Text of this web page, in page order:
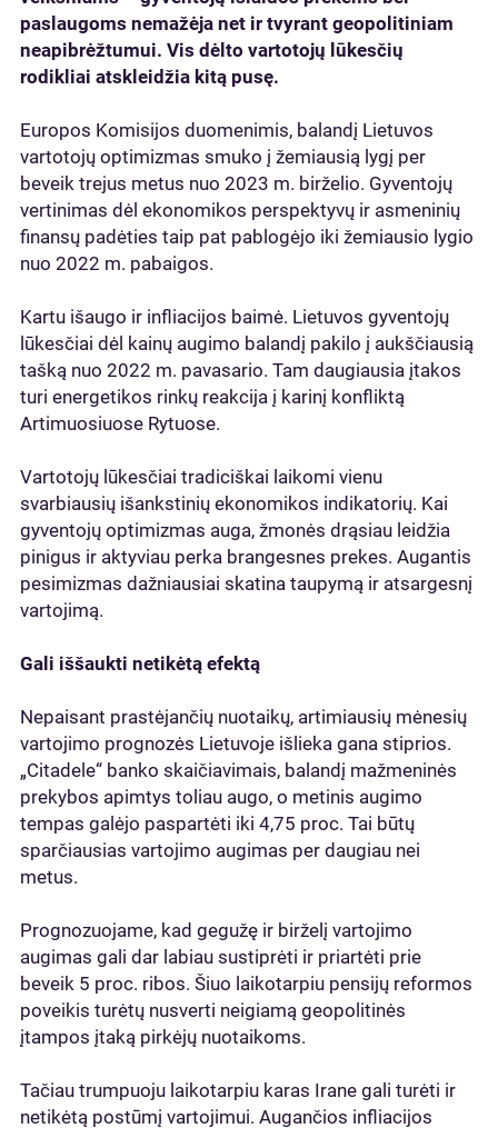
paslaugoms nemažėja net ir tvyrant geopolitiniam
neapibrėžtumui. Vis dėlto vartotojų lūkesčių
rodikliai atskleidžia kitą pusę.
Europos Komisijos duomenimis, balandį Lietuvos
vartotojų optimizmas smuko į žemiausią lygį per
beveik trejus metus nuo 2023 m. birželio. Gyventojų
vertinimas dėl ekonomikos perspektyvų ir asmeninių
finansų padėties taip pat pablogėjo iki žemiausio lygio
nuo 2022 m. pabaigos.
Kartu išaugo ir infliacijos baimė. Lietuvos gyventojų
lūkesčiai dėl kainų augimo balandį pakilo į aukščiausią
tašką nuo 2022 m. pavasario. Tam daugiausia įtakos
turi energetikos rinkų reakcija į karinį konfliktą
Artimuosiuose Rytuose.
Vartotojų lūkesčiai tradiciškai laikomi vienu
svarbiausių išankstinių ekonomikos indikatorių. Kai
gyventojų optimizmas auga, žmonės drąsiau leidžia
pinigus ir aktyviau perka brangesnes prekes. Augantis
pesimizmas dažniausiai skatina taupymą ir atsargesnį
vartojimą.
Gali iššaukti netikėtą efektą
Nepaisant prastėjančių nuotaikų, artimiausių mėnesių
vartojimo prognozės Lietuvoje išlieka gana stiprios.
„Citadele“ banko skaičiavimais, balandį mažmeninės
prekybos apimtys toliau augo, o metinis augimo
tempas galėjo paspartėti iki 4,75 proc. Tai būtų
sparčiausias vartojimo augimas per daugiau nei
metus.
Prognozuojame, kad gegužę ir birželį vartojimo
augimas gali dar labiau sustiprėti ir priartėti prie
beveik 5 proc. ribos. Šiuo laikotarpiu pensijų reformos
poveikis turėtų nusverti neigiamą geopolitinės
įtampos įtaką pirkėjų nuotaikoms.
Tačiau trumpuoju laikotarpiu karas Irane gali turėti ir
netikėtą postūmį vartojimui. Augančios infliacijos